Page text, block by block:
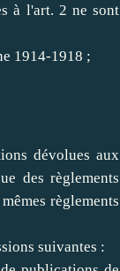
à l'art. 2 ne sont
1914-1918 ;
dévolues aux
des règlements
règlements
suivantes :